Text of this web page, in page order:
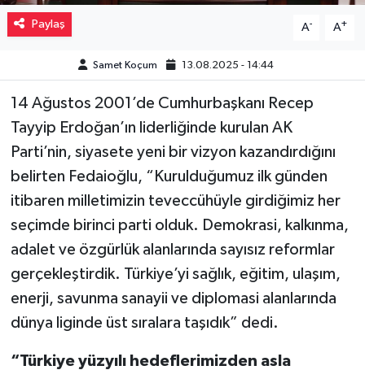
Paylaş A- A+
Samet Koçum 13.08.2025 - 14:44
14 Ağustos 2001’de Cumhurbaşkanı Recep
Tayyip Erdoğan’ın liderliğinde kurulan AK
Parti’nin, siyasete yeni bir vizyon kazandırdığını
belirten Fedaioğlu, “Kurulduğumuz ilk günden
itibaren milletimizin teveccühüyle girdiğimiz her
seçimde birinci parti olduk. Demokrasi, kalkınma,
adalet ve özgürlük alanlarında sayısız reformlar
gerçekleştirdik. Türkiye’yi sağlık, eğitim, ulaşım,
enerji, savunma sanayii ve diplomasi alanlarında
dünya liginde üst sıralara taşıdık” dedi.
“Türkiye yüzyılı hedeflerimizden asla
Sinemalar
Teknoloji
Türkiye
Yaşam
Yeme-İçme